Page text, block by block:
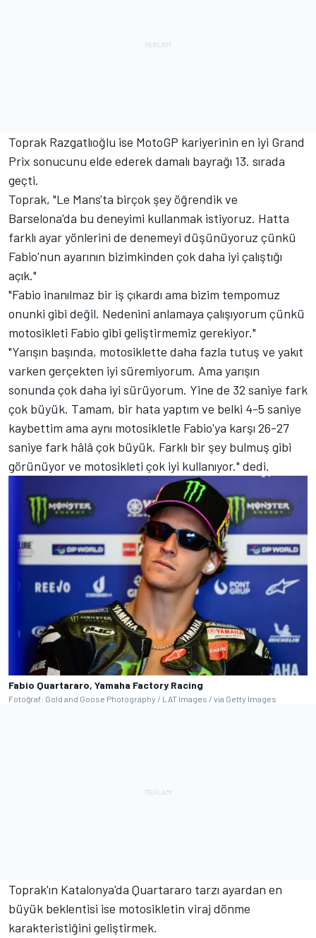
Toprak Razgatlıoğlu ise MotoGP kariyerinin en iyi Grand
Prix sonucunu elde ederek damalı bayrağı 13. sırada
geçti.
Toprak, "Le Mans'ta birçok şey öğrendik ve
Barselona'da bu deneyimi kullanmak istiyoruz. Hatta
farklı ayar yönlerini de denemeyi düşünüyoruz çünkü
Fabio'nun ayarının bizimkinden çok daha iyi çalıştığı
açık."
"Fabio inanılmaz bir iş çıkardı ama bizim tempomuz
onunki gibi değil. Nedenini anlamaya çalışıyorum çünkü
motosikleti Fabio gibi geliştirmemiz gerekiyor."
"Yarışın başında, motosiklette daha fazla tutuş ve yakıt
varken gerçekten iyi süremiyorum. Ama yarışın
sonunda çok daha iyi sürüyorum. Yine de 32 saniye fark
çok büyük. Tamam, bir hata yaptım ve belki 4-5 saniye
kaybettim ama aynı motosikletle Fabio'ya karşı 26-27
saniye fark hâlâ çok büyük. Farklı bir şey bulmuş gibi
görünüyor ve motosikleti çok iyi kullanıyor." dedi.
Fabio Quartararo, Yamaha Factory Racing
Fotoğraf: Gold and Goose Photography / LAT Images / via Getty Images
Toprak'ın Katalonya'da Quartararo tarzı ayardan en
büyük beklentisi ise motosikletin viraj dönme
karakteristiğini geliştirmek.